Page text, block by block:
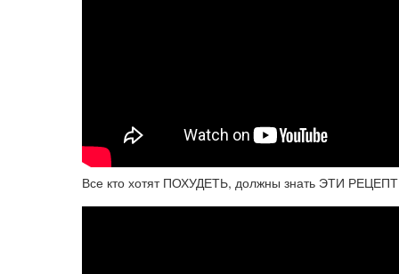
Все кто хотят ПОХУДЕТЬ, должны знать ЭТИ